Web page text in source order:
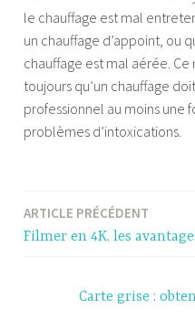
le chauffage est mal
un chauffage d’appoint, ou
chauffage est mal aérée. Ce
toujours qu’un chauffage
professionnel au moins une
problèmes d’intoxications.
Navigation
ARTICLE PRÉCÉDENT
Filmer en 4K, les
Carte grise :